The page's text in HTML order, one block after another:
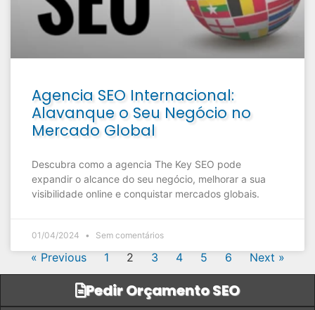
Agencia SEO Internacional:
Alavanque o Seu Negócio no
Mercado Global
Descubra como a agencia The Key SEO pode
expandir o alcance do seu negócio, melhorar a sua
visibilidade online e conquistar mercados globais.
01/04/2024 Sem comentários
« Previous 1 2 3 4 5 6 Next »
Pedir Orçamento SEO